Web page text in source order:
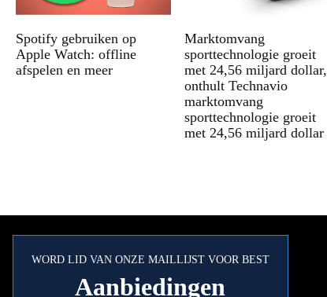
Spotify gebruiken op
Apple Watch: offline
afspelen en meer
Marktomvang
sporttechnologie groeit
met 24,56 miljard dollar,
onthult Technavio
marktomvang
sporttechnologie groeit
met 24,56 miljard dollar
WORD LID VAN ONZE MAILLIJST VOOR BEST
Aanbiedingen